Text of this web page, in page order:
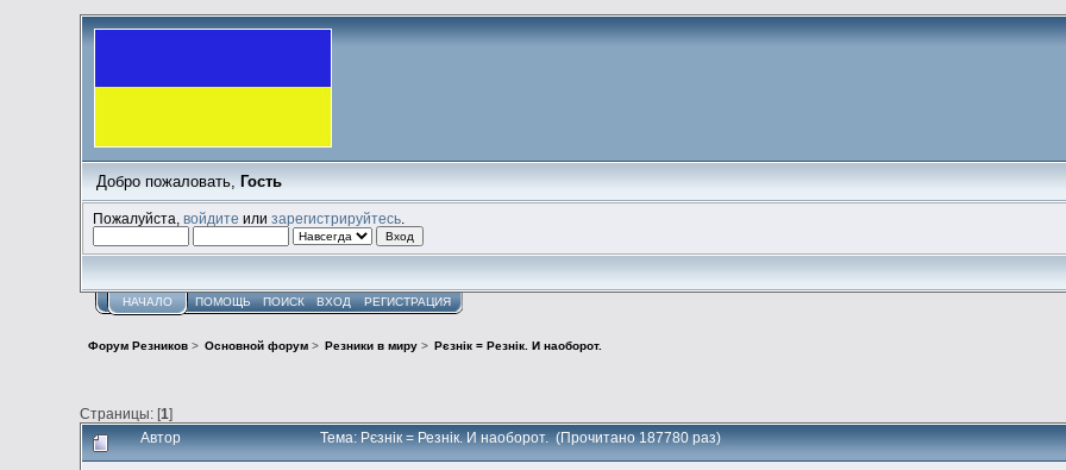
Добро пожаловать, Гость
Пожалуйста,войдите илизарегистрируйтесь
НАЧАЛО ПОМОЩЬ ПОИСК ВХОД РЕГИСТРАЦИЯ
Форум Резников> Основной форум> Резники в миру> Рєзнік = Резнік. И наоборот.
Страницы: [1]
Автор Тема: Рєзнік = Резнік. И наоборот. (Прочитано 187780 раз)